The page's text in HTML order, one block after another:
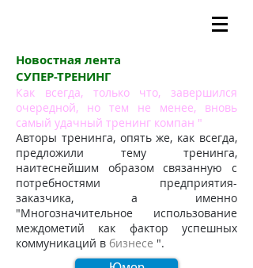
Новостная лента
СУПЕР-ТРЕНИНГ
Как всегда, только что, завершился
очередной, но тем не менее, вновь
самый удачный тренинг компан "
Авторы тренинга, опять же, как всегда,
предложили тему тренинга,
наитеснейшим образом связанную с
потребностями предприятия-
заказчика, а именно
"Многозначительное использование
междометий как фактор успешных
коммуникаций в бизнесе ".